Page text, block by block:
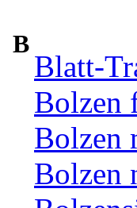
B
Blatt-
Bolzen
Bolzen
Bolzen